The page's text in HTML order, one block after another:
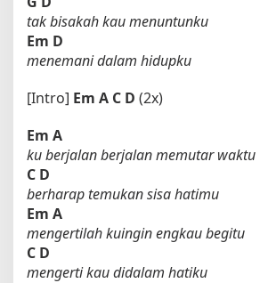
tak bisakah kau menuntunku
Em D
menemani dalam hidupku
[Intro] Em A C D (2x)
Em A
ku berjalan berjalan memutar waktu
C D
berharap temukan sisa hatimu
Em A
mengertilah kuingin engkau begitu
C D
mengerti kau didalam hatiku